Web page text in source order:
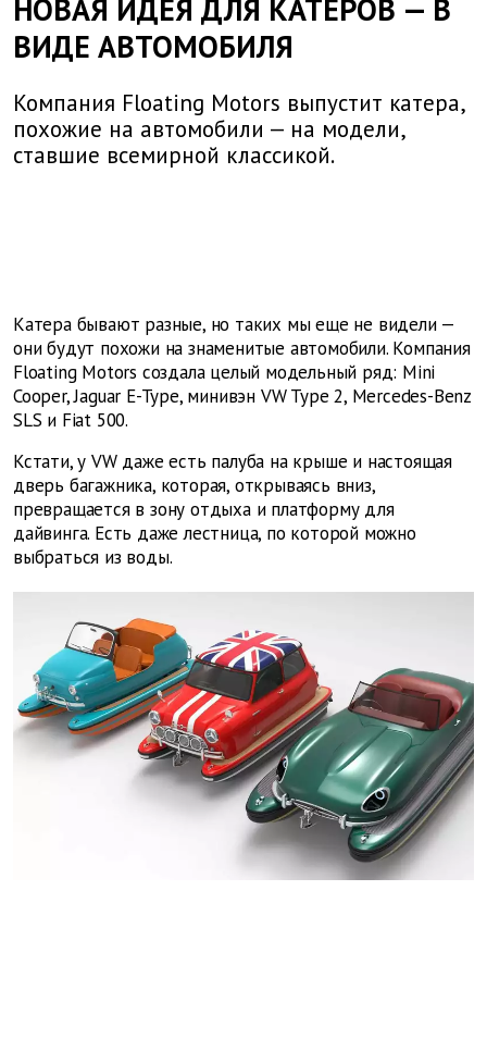
НОВАЯ ИДЕЯ ДЛЯ КАТЕРОВ — В
ВИДЕ АВТОМОБИЛЯ
Компания Floating Motors выпустит катера,
похожие на автомобили — на модели,
ставшие всемирной классикой.
Катера бывают разные, но таких мы еще не видели —
они будут похожи на знаменитые автомобили. Компания
Floating Motors создала целый модельный ряд: Mini
Cooper, Jaguar E-Type, минивэн VW Type 2, Mercedes-Benz
SLS и Fiat 500.
Кстати, у VW даже есть палуба на крыше и настоящая
дверь багажника, которая, открываясь вниз,
превращается в зону отдыха и платформу для
дайвинга. Есть даже лестница, по которой можно
выбраться из воды.